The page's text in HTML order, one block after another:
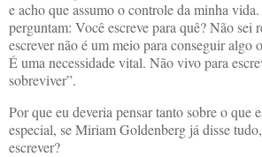
e acho que assumo o controle da minha
perguntam: Você escreve para quê? Não sei
escrever não é um meio para conseguir algo
É uma necessidade vital. Não vivo para
sobreviver”.
Por que eu deveria pensar tanto sobre o que
especial, se Miriam Goldenberg já disse
escrever?